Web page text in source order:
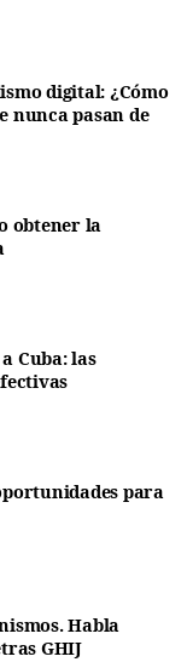
digital: ¿Cómo
nunca pasan de
obtener la
Cuba: las
para
Habla
GHIJ